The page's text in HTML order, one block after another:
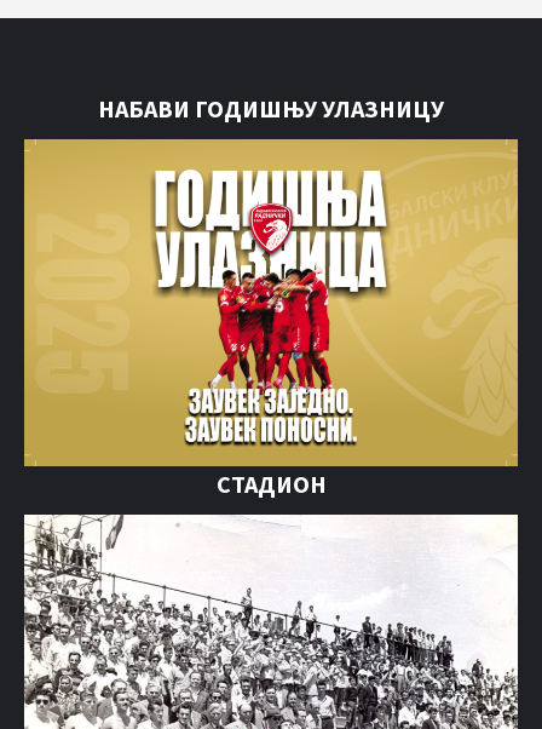
НАБАВИ ГОДИШЊУ УЛАЗНИЦУ
СТАДИОН